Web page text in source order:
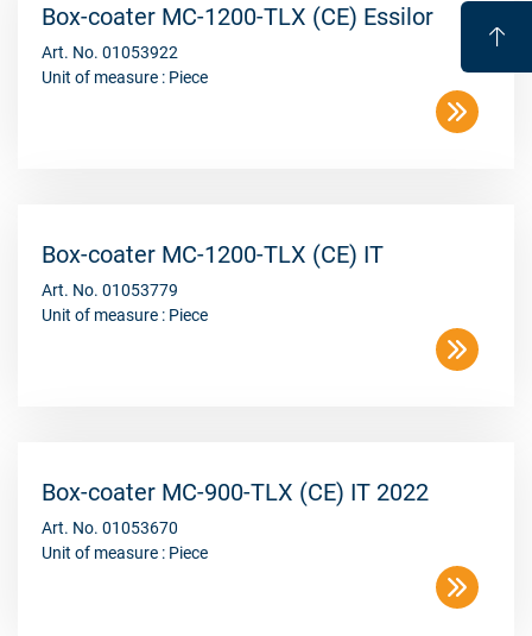
Box-coater MC-1200-TLX (CE) Essilor
Art. No. 01053922
Unit of measure : Piece
Box-coater MC-1200-TLX (CE) IT
Art. No. 01053779
Unit of measure : Piece
Box-coater MC-900-TLX (CE) IT 2022
Art. No. 01053670
Unit of measure : Piece